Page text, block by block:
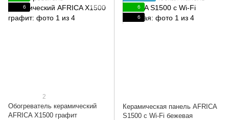
6
2
Обогреватель керамический
AFRICA Х1500 графит
6
6
Керамическая панель AFRICA
S1500 с Wi-Fi бежевая